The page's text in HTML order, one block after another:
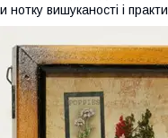
вишуканості і